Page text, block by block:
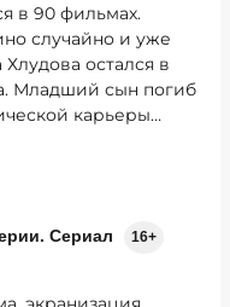
в 90 фильмах.
случайно и уже
остался в
Младший сын погиб
карьеры…
Сериал 16+